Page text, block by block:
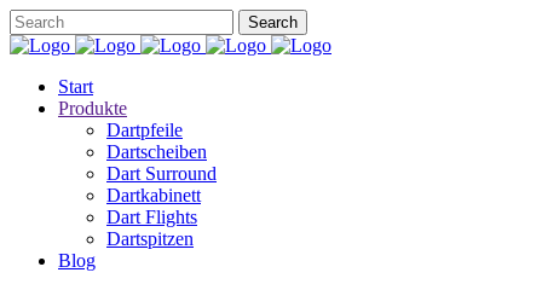
Start
Produkte
Dartpfeile
Dartscheiben
Dart Surround
Dartkabinett
Dart Flights
Dartspitzen
Blog